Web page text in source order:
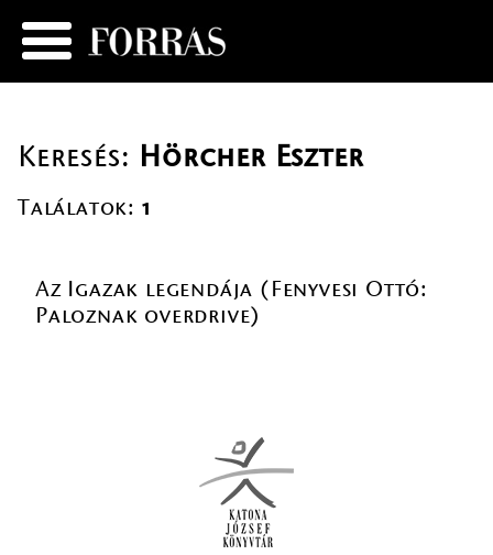
Keresés: Hörcher Eszter
Találatok: 1
Az Igazak legendája (Fenyvesi Ottó:
Paloznak overdrive)